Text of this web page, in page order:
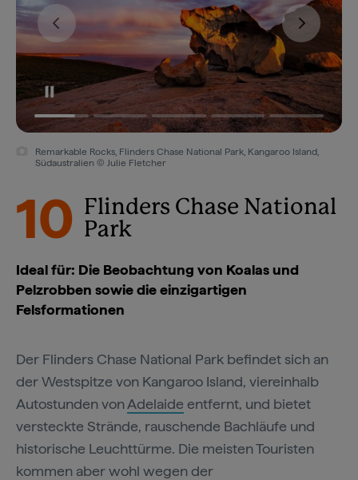
Remarkable Rocks, Flinders Chase National Park, Kangaroo Island,
Südaustralien © Julie Fletcher
10
Flinders Chase National
Park
Ideal für: Die Beobachtung von Koalas und
Pelzrobben sowie die einzigartigen
Felsformationen
Der Flinders Chase National Park befindet sich an
der Westspitze von Kangaroo Island, viereinhalb
Autostunden vonAdelaide entfernt, und bietet
versteckte Strände, rauschende Bachläufe und
historische Leuchttürme. Die meisten Touristen
kommen aber wohl wegen der